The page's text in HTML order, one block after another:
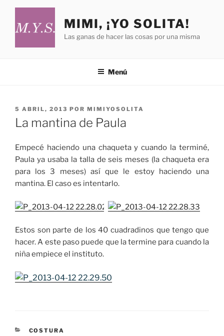
Saltar
contenido
MIMI, ¡YO SOLITA!
Las ganas de hacer las cosas por una misma
Menú
PUBLICADO
EL
5 ABRIL, 2013 POR MIMIYOSOLITA
La mantina de Paula
Empecé haciendo una chaqueta y cuando la terminé,
Paula ya usaba la talla de seis meses (la chaqueta era
para los 3 meses) así que le estoy haciendo una
mantina. El caso es intentarlo.
Estos son parte de los 40 cuadradinos que tengo que
hacer. A este paso puede que la termine para cuando la
niña empiece el instituto.
CATEGORÍAS
COSTURA